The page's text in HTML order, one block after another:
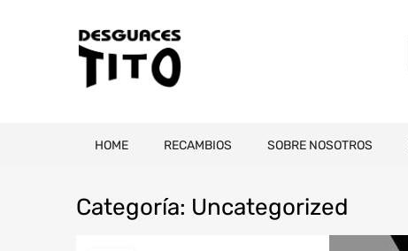
HOME RECAMBIOS SOBRE NOSOTROS
Categoría: Uncategorized